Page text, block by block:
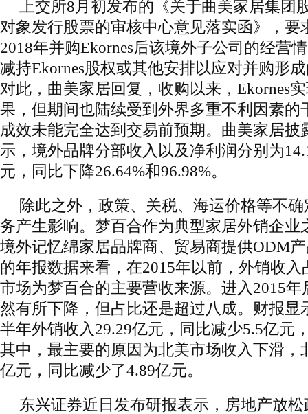
上交所8月初发布的《关于曲美家居集团
对象发行股票的审核中心意见落实函》，要
2018年并购Ekornes后该境外子公司的经营
减持Ekornes股权或其他安排以应对并购形
对此，曲美家居回复，收购以来，Ekornes
果，但期间也陆续受到外界多重不利因素的
成效未能完全达到交易前预期。曲美家居披
示，境外品牌分部收入以及净利润分别为
元，同比下降26.64%和96.98%。
除此之外，政策、关税、海运价格等不
务产生影响。梦百合作为典型家居外销企业
境外记忆绵家居品牌商、贸易商提供ODM
的年报数据来看，在2015年以前，外销收
市场为梦百合的主要营收来源。进入2015
然有所下降，但占比还是超过八成。财报显
半年外销收入29.29亿元，同比减少5.5亿元
其中，最主要的原因为北美市场收入下滑，
亿元，同比减少了4.89亿元。
东兴证券近日发布研报表示，房地产放